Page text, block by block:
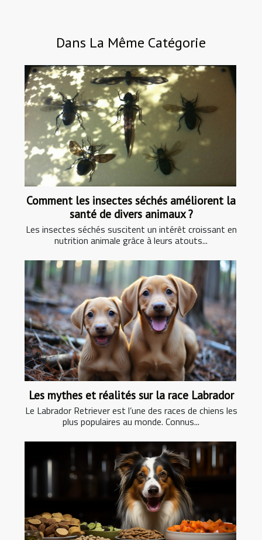
Dans La Même Catégorie
Comment les insectes séchés améliorent la
santé de divers animaux ?
Les insectes séchés suscitent un intérêt croissant en
nutrition animale grâce à leurs atouts...
Les mythes et réalités sur la race Labrador
Le Labrador Retriever est l’une des races de chiens les
plus populaires au monde. Connus...